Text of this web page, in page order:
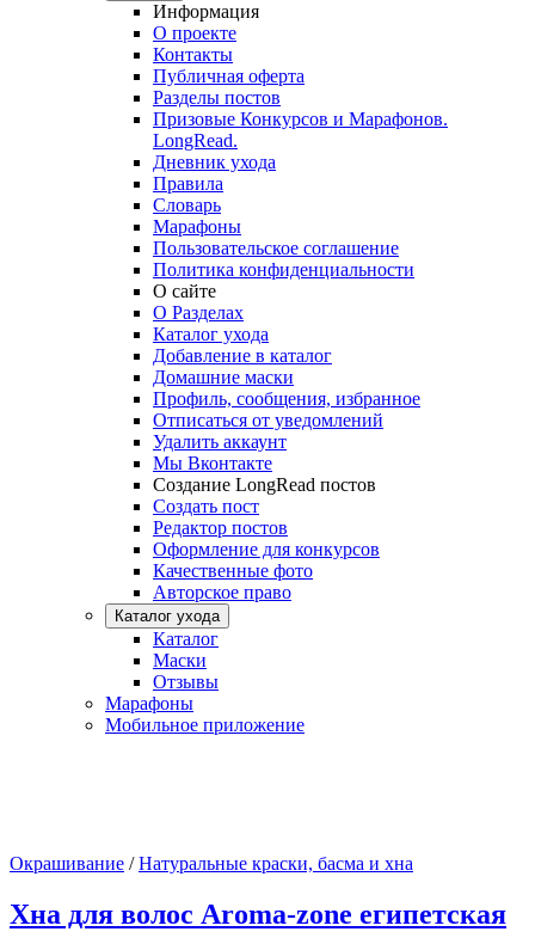
Информация
О проекте
Контакты
Публичная оферта
Разделы постов
Призовые Конкурсов и Марафонов.
LongRead.
Дневник ухода
Правила
Словарь
Марафоны
Пользовательское соглашение
Политика конфиденциальности
О сайте
О Разделах
Каталог ухода
Добавление в каталог
Домашние маски
Профиль, сообщения, избранное
Отписаться от уведомлений
Удалить аккаунт
Мы Вконтакте
Создание LongRead постов
Создать пост
Редактор постов
Оформление для конкурсов
Качественные фото
Авторское право
Каталог ухода
Каталог
Маски
Отзывы
Марафоны
Мобильное приложение
Окрашивание /Натуральные краски, басма и хна
Хна для волос Aroma-zone египетская